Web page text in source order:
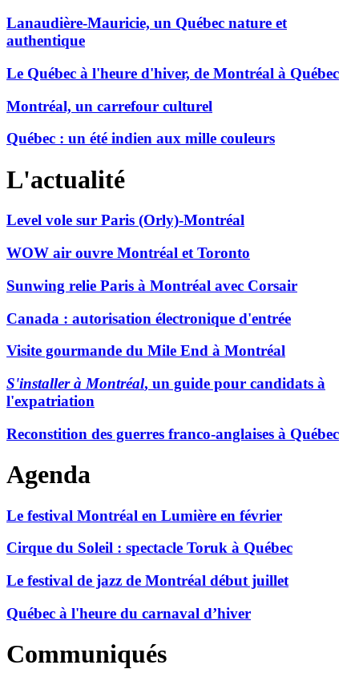
Lanaudière-Mauricie, un Québec nature et
authentique
Le Québec à l'heure d'hiver, de Montréal à Québec
Montréal, un carrefour culturel
Québec : un été indien aux mille couleurs
L'actualité
Level vole sur Paris (Orly)-Montréal
WOW air ouvre Montréal et Toronto
Sunwing relie Paris à Montréal avec Corsair
Canada : autorisation électronique d'entrée
Visite gourmande du Mile End à Montréal
S'installer à Montréal, un guide pour candidats à
l'expatriation
Reconstition des guerres franco-anglaises à Québec
Agenda
Le festival Montréal en Lumière en février
Cirque du Soleil : spectacle Toruk à Québec
Le festival de jazz de Montréal début juillet
Québec à l'heure du carnaval d’hiver
Communiqués